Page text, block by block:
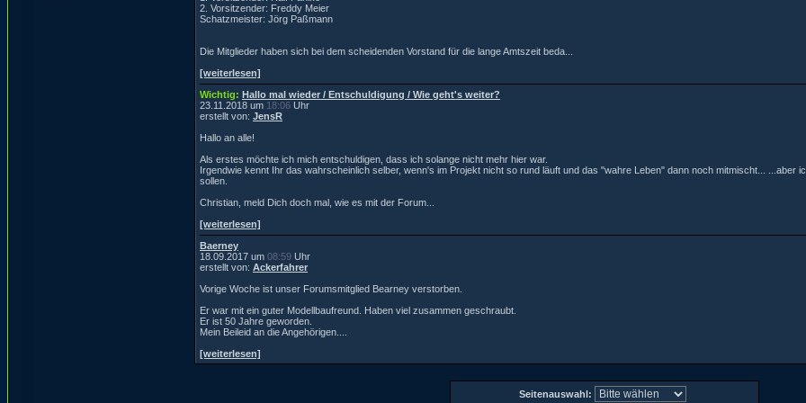
2. Vorsitzender: Freddy Meier
Schatzmeister: Jörg Paßmann
Die Mitglieder haben sich bei dem scheidenden Vorstand für die lange Amtszeit beda...
[weiterlesen]
Wichtig: Hallo mal wieder / Entschuldigung / Wie geht's weiter?
23.11.2018 um 18:06 Uhr
erstellt von: JensR
Hallo an alle!
Als erstes möchte ich mich entschuldigen, dass ich solange nicht mehr hier war.
Irgendwie kennt Ihr das wahrscheinlich selber, wenn's im Projekt nicht so rund läuft und das "wahre Leben" dann noch mitmischt... ...aber
sollen.
Christian, meld Dich doch mal, wie es mit der Forum...
[weiterlesen]
Baerney
18.09.2017 um 08:59 Uhr
erstellt von: Ackerfahrer
Vorige Woche ist unser Forumsmitglied Bearney verstorben.
Er war mit ein guter Modellbaufreund. Haben viel zusammen geschraubt.
Er ist 50 Jahre geworden.
Mein Beileid an die Angehörigen....
[weiterlesen]
Seitenauswahl: